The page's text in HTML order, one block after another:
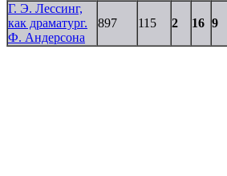
Г. Э. Лессинг,
как драматург.
Ф. Андерсона
897 115 2 16 9